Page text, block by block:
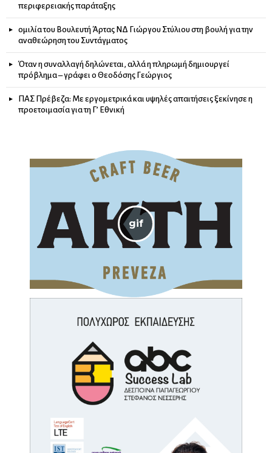
περιφερειακής παράταξης
ομιλία του Βουλευτή Άρτας ΝΔ Γιώργου Στύλιου στη βουλή για την
αναθεώρηση του Συντάγματος
Όταν η συναλλαγή δηλώνεται, αλλά η πληρωμή δημιουργεί
πρόβλημα – γράφει ο Θεοδόσης Γεώργιος
ΠΑΣ Πρέβεζα: Με εργομετρικά και υψηλές απαιτήσεις ξεκίνησε η
προετοιμασία για τη Γ’ Εθνική